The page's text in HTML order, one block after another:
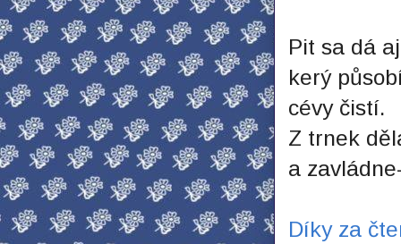
Pit sa dá
kerý
cévy čistí.
Z trnek
a
Díky za